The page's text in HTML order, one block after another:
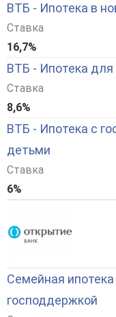
ВТБ - Ипотека в
Ставка
16,7%
ВТБ - Ипотека
Ставка
8,6%
ВТБ - Ипотека с
детьми
Ставка
6%
Семейная
господдержкой